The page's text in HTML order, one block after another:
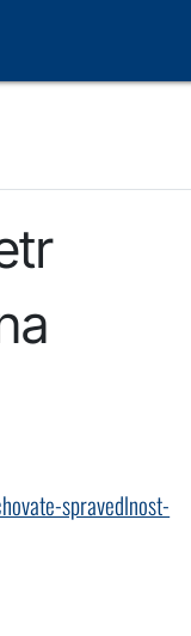
spravedlnost-